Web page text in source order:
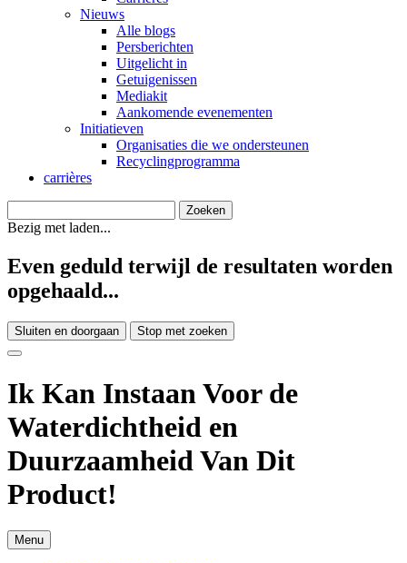
Nieuws
Alle blogs
Persberichten
Uitgelicht in
Getuigenissen
Mediakit
Aankomende evenementen
Initiatieven
Organisaties die we ondersteunen
Recyclingprogramma
carrières
Bezig met laden...
Even geduld terwijl de resultaten worden
opgehaald...
Sluiten en doorgaan Stop met zoeken
Ik Kan Instaan ​​Voor de
Waterdichtheid en
Duurzaamheid Van Dit
Product!
Menu